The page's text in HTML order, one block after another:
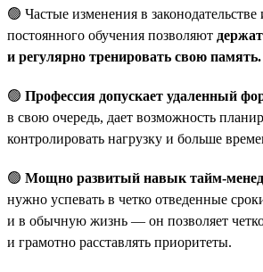
🟢 Частые изменения в законодательстве
постоянного обучения позволяют
и регулярно тренировать свою память.
🟢 Профессия допускает удаленный
в свою очередь, дает возможность
контролировать нагрузку и больше
🟢 Мощно развитый навык тайм-
нужно успевать в четко отведенные
и в обычную жизнь — он позволяет четко
и грамотно расставлять приоритеты.